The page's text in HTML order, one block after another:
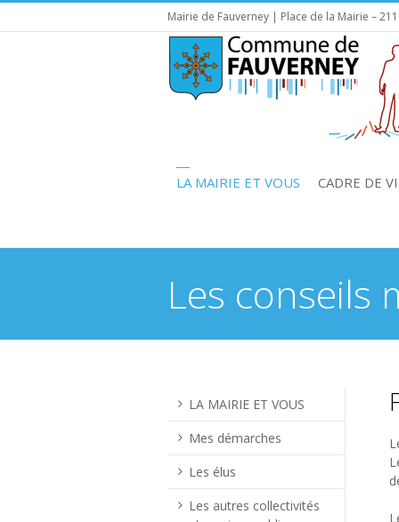
Mairie de Fauverney | Place de la Mairie –
LA MAIRIE ET VOUS CADRE DE
Les conseils
LA MAIRIE ET VOUS
Mes démarches
Les élus
Les autres collectivités